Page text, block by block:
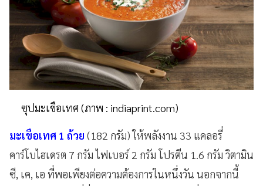
ซุปมะเขือเทศ (ภาพ : indiaprint.com)
มะเขือเทศ 1 ถ้วย (182 กรัม) ให้พลังงาน 33 แคลอรี่
คาร์โบไฮเดรต 7 กรัม ไฟเบอร์ 2 กรัม โปรตีน 1.6 กรัม วิตามิน
ซี, เค, เอ ที่พอเพียงต่อความต้องการในหนึ่งวัน นอกจากนี้